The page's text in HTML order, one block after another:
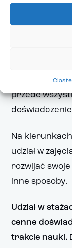
na
Aktualny
przede
Na
udział w
rozwijać
inne sposoby.
Udział w
cenne
trakcie nauki.